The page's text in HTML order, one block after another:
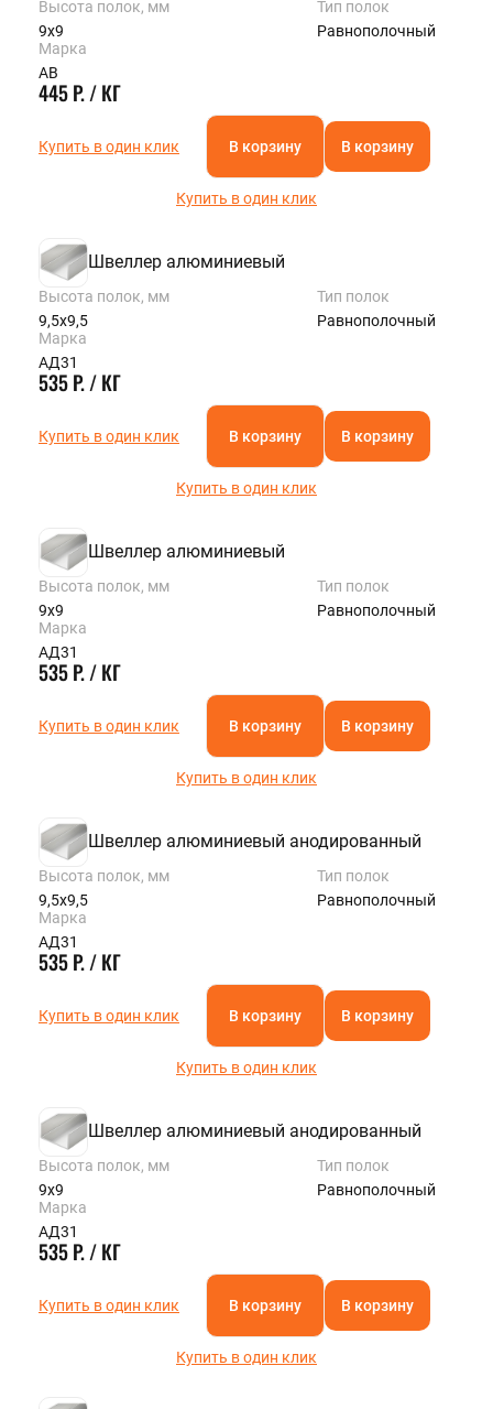
Высота полок, мм
9х9
Тип полок
Равнополочный
Марка
АВ
445 Р. / КГ
Купить в один клик В корзину В корзину
Купить в один клик
Швеллер алюминиевый
Высота полок, мм
9,5х9,5
Тип полок
Равнополочный
Марка
АД31
535 Р. / КГ
Купить в один клик В корзину В корзину
Купить в один клик
Швеллер алюминиевый
Высота полок, мм
9х9
Тип полок
Равнополочный
Марка
АД31
535 Р. / КГ
Купить в один клик В корзину В корзину
Купить в один клик
Швеллер алюминиевый анодированный
Высота полок, мм
9,5х9,5
Тип полок
Равнополочный
Марка
АД31
535 Р. / КГ
Купить в один клик В корзину В корзину
Купить в один клик
Швеллер алюминиевый анодированный
Высота полок, мм
9х9
Тип полок
Равнополочный
Марка
АД31
535 Р. / КГ
Купить в один клик В корзину В корзину
Купить в один клик